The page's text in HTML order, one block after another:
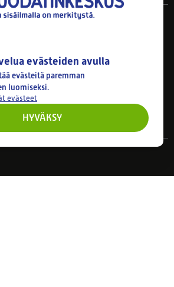
evästeiden avulla
evästeitä paremman
luomiseksi.
evästeet
HYVÄKSY